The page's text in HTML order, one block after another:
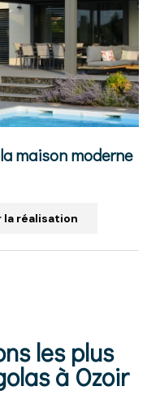
les plus
à Ozoir